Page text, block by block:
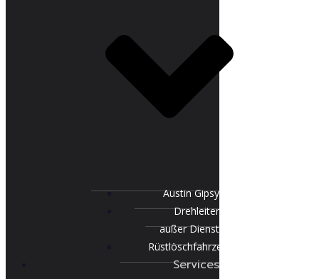
Austin Gipsy
Drehleiter
außer Dienst
Rüstlöschfahrzeug
Services